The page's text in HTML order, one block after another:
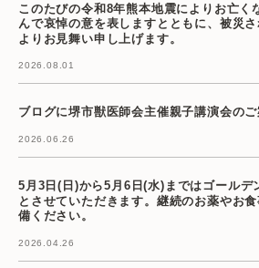
このたびの令和8年熊本地震によりお亡く
んで哀悼の意を表しますとともに、被災
よりお見舞い申し上げます。
2026.08.01
ブログに堺市獣医師会主催親子講演会の
2026.06.26
5月3日(日)から5月6日(水)まではゴールデ
とさせていただきます。継続のお薬やお
備ください。
2026.04.26